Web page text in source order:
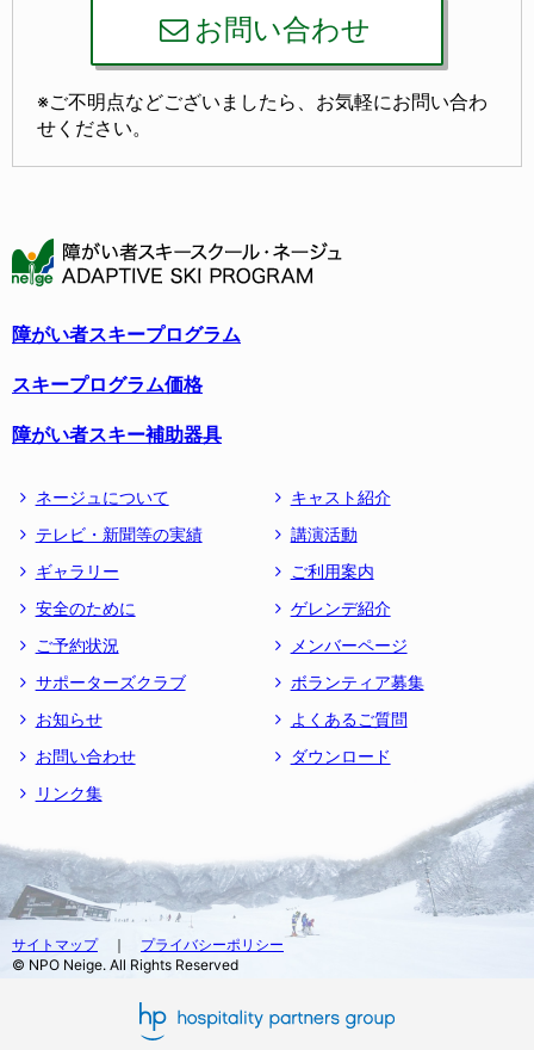
お問い合わせ
※ご不明点などございましたら、お気軽にお問い合わ
せください。
障がい者スキープログラム
スキープログラム価格
障がい者スキー補助器具
ネージュについて
キャスト紹介
テレビ・新聞等の実績
講演活動
ギャラリー
ご利用案内
安全のために
ゲレンデ紹介
ご予約状況
メンバーページ
サポーターズクラブ
ボランティア募集
お知らせ
よくあるご質問
お問い合わせ
ダウンロード
リンク集
サイトマップ｜ プライバシーポリシー
© NPO Neige. All Rights Reserved